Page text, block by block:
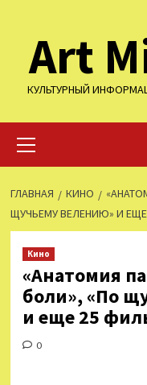
содержимому
Art
КУЛЬТУРНЫЙ
меню
ГЛАВНАЯ КИНО
ЩУЧЬЕМУ ВЕЛЕНИЮ» И
Кино
«Анатомия
боли», «По
и еще 25
0